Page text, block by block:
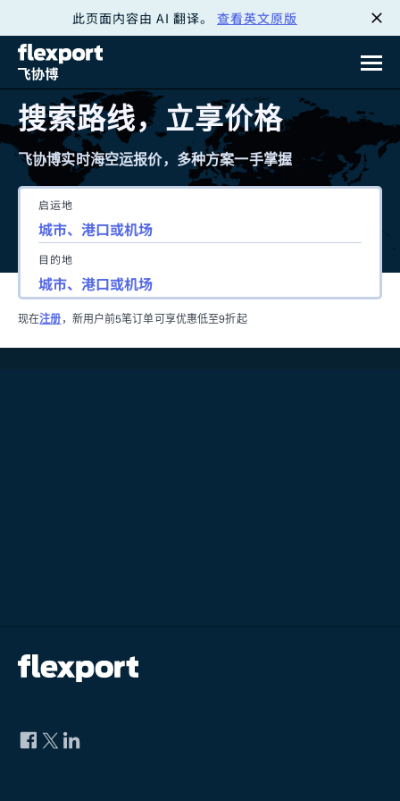
此页面内容由 AI 翻译。 查看英文原版
搜索路线，立享价格
飞协博实时海空运报价，多种方案一手掌握
启运地
目的地
现在注册 ，新用户前5笔订单可享优惠低至9折起